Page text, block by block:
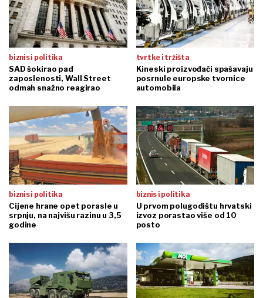
biznis i politika
SAD šokirao pad
zaposlenosti, Wall Street
odmah snažno reagirao
tvrtke i tržišta
Kineski proizvođači spašavaju
posrnule europske tvornice
automobila
biznis i politika
Cijene hrane opet porasle u
srpnju, na najvišu razinu u 3,5
godine
biznis i politika
U prvom polugodištu hrvatski
izvoz porastao više od 10
posto